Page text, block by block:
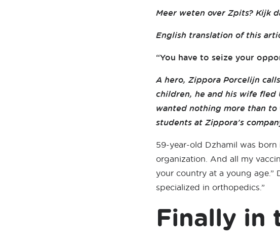
Meer weten over Zpits? Kijk
English translation of this
“You have to seize your
A hero, Zippora Porcelijn
children, he and his wife fled
wanted nothing more than to
students at Zippora’s
59-year-old Dzhamil was born
organization. And all my
your country at a young age.”
specialized in orthopedics.”
Finally in